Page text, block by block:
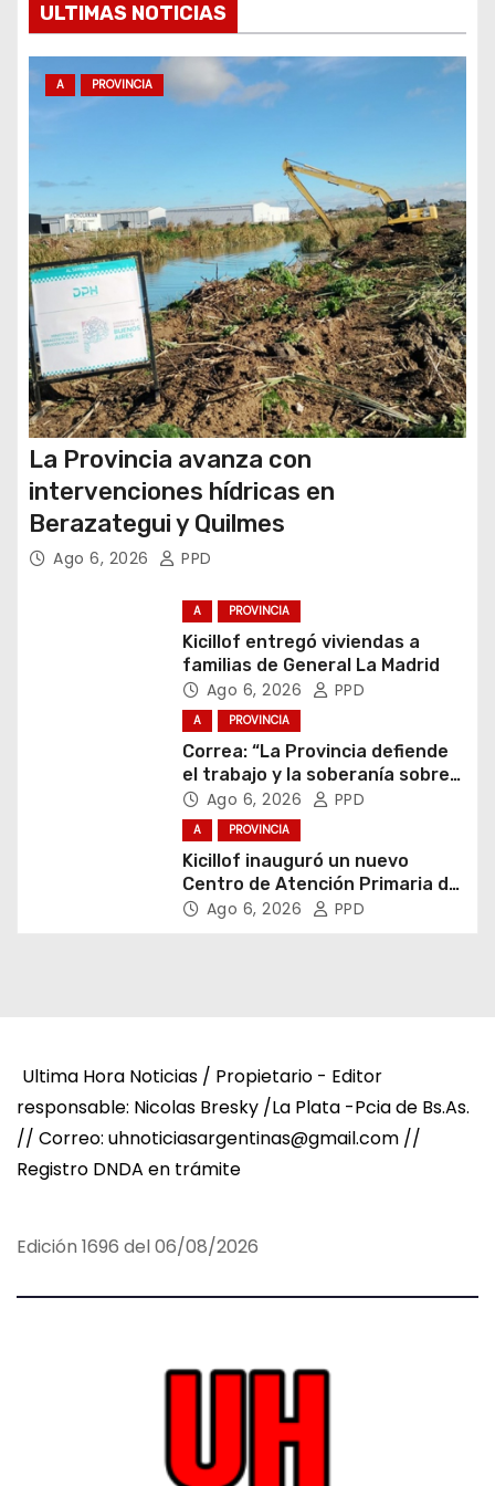
n
t
r
a
d
a
s
ULTIMAS NOTICIAS
A PROVINCIA
La Provincia avanza con
intervenciones hídricas en
Berazategui y Quilmes
Ago 6, 2026 PPD
A PROVINCIA
Kicillof entregó viviendas a
familias de General La Madrid
Ago 6, 2026 PPD
A PROVINCIA
Correa: “La Provincia defiende
el trabajo y la soberanía sobre
puertos y ríos”
Ago 6, 2026 PPD
A PROVINCIA
Kicillof inauguró un nuevo
Centro de Atención Primaria de
la Salud
Ago 6, 2026 PPD
Ultima Hora Noticias / Propietario - Editor
responsable: Nicolas Bresky /La Plata -Pcia de Bs.As.
// Correo: uhnoticiasargentinas@gmail.com //
Registro DNDA en trámite
Edición 1696 del 06/08/2026